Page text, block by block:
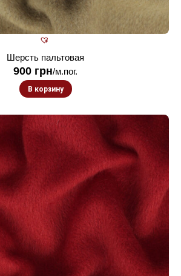
Шерсть пальтовая
900 грн/м.пог.
В корзину